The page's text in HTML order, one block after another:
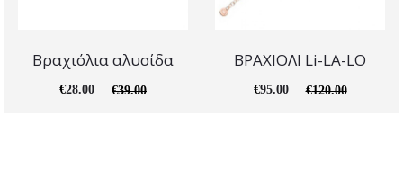
Βραχιόλια αλυσίδα
€39.00
€28.00
ΒΡΑΧΙΟΛΙ Li-LA-LO
€120.00
€95.00